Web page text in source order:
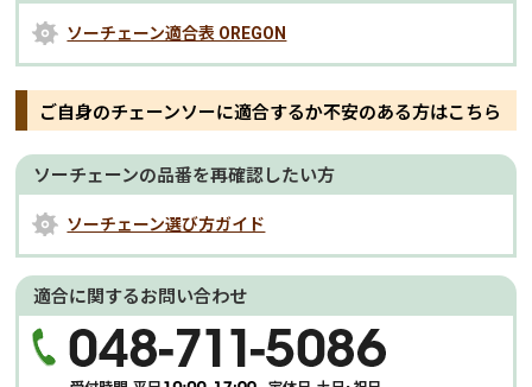
ソーチェーン適合表 OREGON
ご自身のチェーンソーに適合するか不安のある方はこちら
ソーチェーンの品番を再確認したい方
ソーチェーン選び方ガイド
適合に関するお問い合わせ